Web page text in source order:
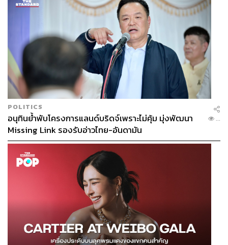
POLITICS
อนุทินย้ำพับโครงการแลนด์บริดจ์เพราะไม่คุ้ม มุ่งพัฒนา
Missing Link รองรับอ่าวไทย-อันดามัน
...